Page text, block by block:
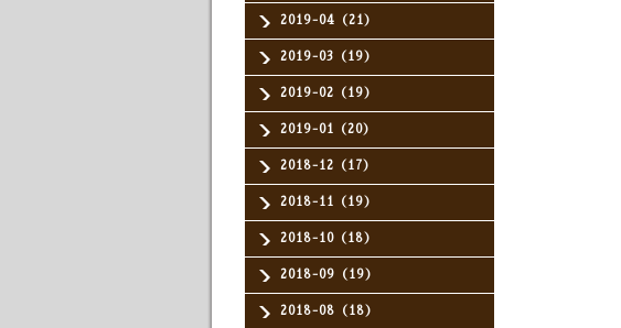
2019-04（21）
2019-03（19）
2019-02（19）
2019-01（20）
2018-12（17）
2018-11（19）
2018-10（18）
2018-09（19）
2018-08（18）